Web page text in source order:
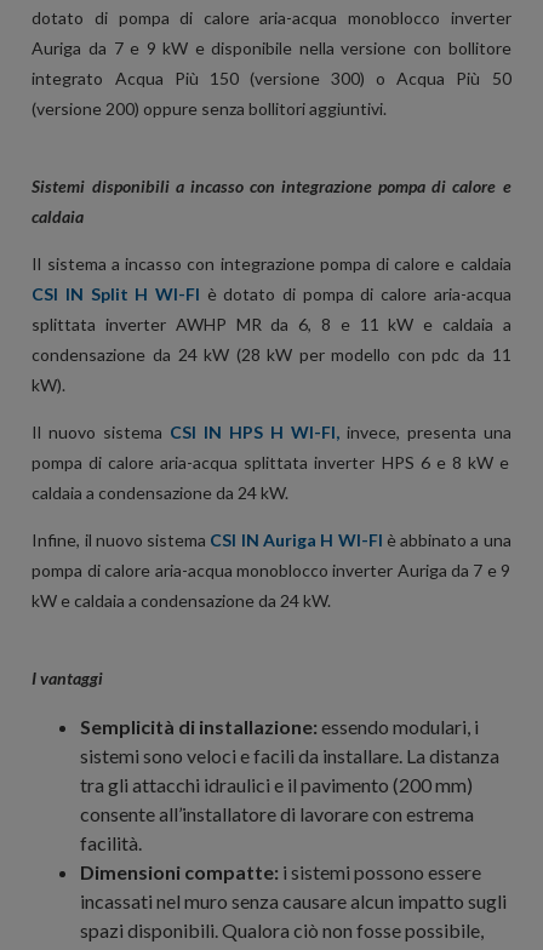
dotato di pompa di calore aria-acqua monoblocco inverter
Auriga da 7 e 9 kW e disponibile nella versione con bollitore
integrato Acqua Più 150 (versione 300) oAcqua Più 50
(versione 200) oppure senza bollitori aggiuntivi.
Sistemi disponibili a incasso con integrazione pompa di calore e
caldaia
Il sistema a incasso con integrazione pompa di calore e caldaia
CSI IN Split H WI-FI è dotato di pompa di calore aria-acqua
splittata inverter AWHP MR da 6, 8 e 11 kW e caldaia a
condensazione da 24 kW (28 kW per modello con pdc da 11
kW).
Il nuovo sistema CSI IN HPS H WI-FI,invece, presenta una
pompa di calore aria-acqua splittata inverter HPS 6 e 8 kW e
caldaia a condensazione da 24 kW.
Infine, il nuovo sistema CSI IN Auriga H WI-FI è abbinato a una
pompa di calore aria-acqua monoblocco inverter Auriga da 7 e 9
kW e caldaia a condensazione da 24 kW.
I vantaggi
Semplicità di installazione:essendo modulari, i
sistemi sono veloci e facili da installare. La distanza
tra gli attacchi idraulici e il pavimento (200 mm)
consente all’installatore di lavorare con estrema
facilità.
Dimensioni compatte: i sistemi possono essere
incassati nel muro senza causare alcun impatto sugli
spazi disponibili. Qualora ciò non fosse possibile,